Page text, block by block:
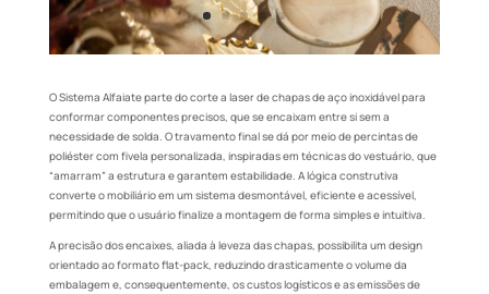
O Sistema Alfaiate parte do corte a laser de chapas de aço inoxidável para
conformar componentes precisos, que se encaixam entre si sem a
necessidade de solda. O travamento final se dá por meio de percintas de
poliéster com fivela personalizada, inspiradas em técnicas do vestuário, que
“amarram” a estrutura e garantem estabilidade. A lógica construtiva
converte o mobiliário em um sistema desmontável, eficiente e acessível,
permitindo que o usuário finalize a montagem de forma simples e intuitiva.
A precisão dos encaixes, aliada à leveza das chapas, possibilita um design
orientado ao formato flat-pack, reduzindo drasticamente o volume da
embalagem e, consequentemente, os custos logísticos e as emissões de